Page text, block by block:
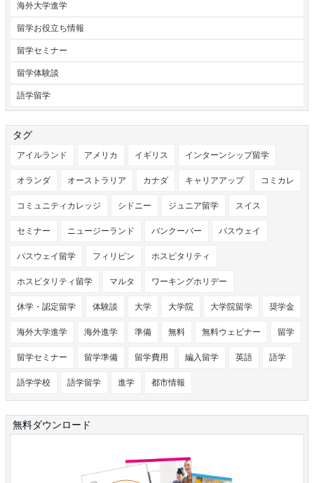
海外大学進学
留学お役立ち情報
留学セミナー
留学体験談
語学留学
タグ
アイルランド アメリカ イギリス インターンシップ留学
オランダ オーストラリア カナダ キャリアアップ コミカレ
コミュニティカレッジ シドニー ジュニア留学 スイス
セミナー ニュージーランド バンクーバー パスウェイ
パスウェイ留学 フィリピン ホスピタリティ
ホスピタリティ留学 マルタ ワーキングホリデー
休学・認定留学 体験談 大学 大学院 大学院留学 奨学金
海外大学進学 海外進学 準備 無料 無料ウェビナー 留学
留学セミナー 留学準備 留学費用 編入留学 英語 語学
語学学校 語学留学 進学 都市情報
無料ダウンロード